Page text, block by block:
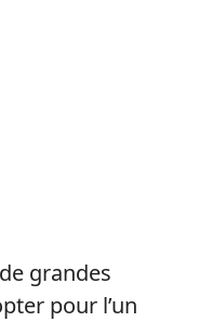
grandes
pour l’un